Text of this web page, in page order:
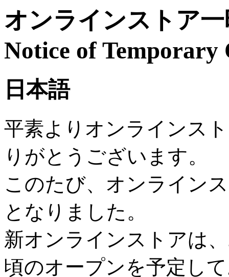
オンラインストア
Notice of Temporary
日本語
平素よりオンラインス
りがとうございます。
このたび、オンライン
となりました。
新オンラインストアは
頃のオープンを予定し